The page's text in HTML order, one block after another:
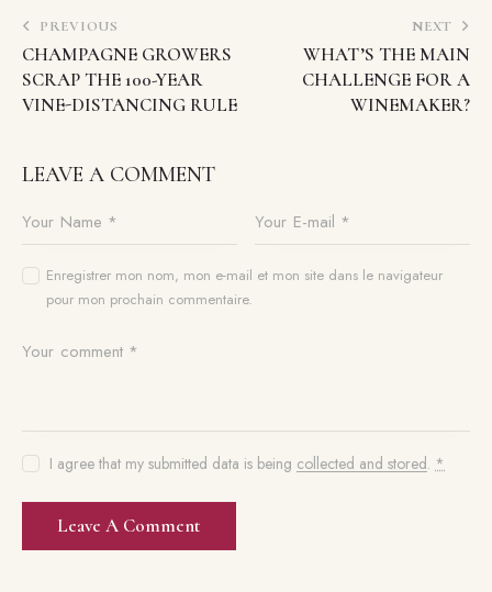
PREVIOUS
CHAMPAGNE GROWERS
SCRAP THE 100-YEAR
VINE-DISTANCING RULE
NEXT
WHAT’S THE MAIN
CHALLENGE FOR A
WINEMAKER?
LEAVE A COMMENT
Enregistrer mon nom, mon e-mail et mon site dans le navigateur
pour mon prochain commentaire.
I agree that my submitted data is being collected and stored. *